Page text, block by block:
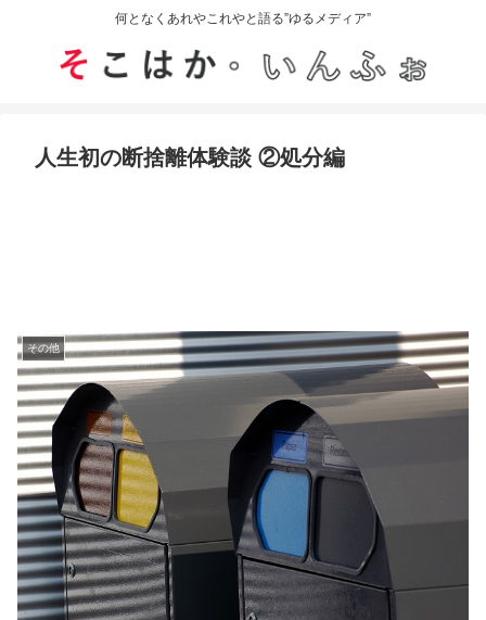
何となくあれやこれやと語る”ゆるメディア”
人生初の断捨離体験談 ②処分編
その他